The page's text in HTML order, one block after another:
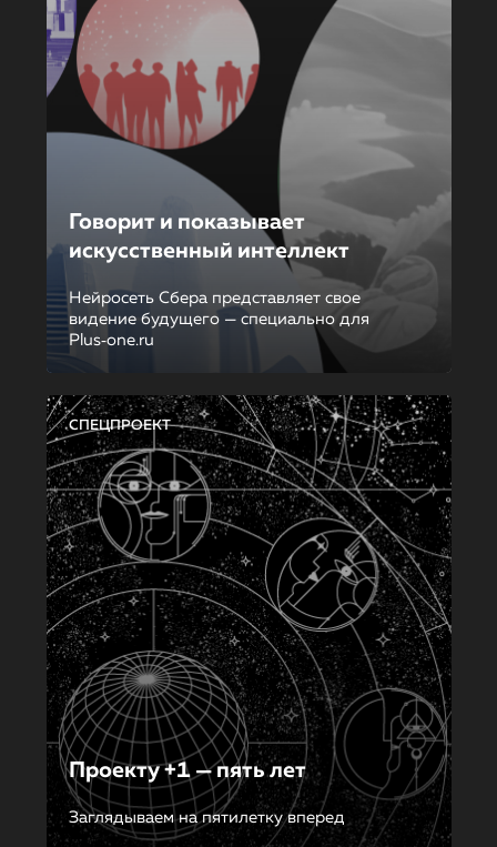
Говорит и показывает
искусственный интеллект
Нейросеть Сбера представляет свое
видение будущего — специально для
Plus‑one.ru
СПЕЦПРОЕКТ
Проекту +1 — пять лет
Заглядываем на пятилетку вперед